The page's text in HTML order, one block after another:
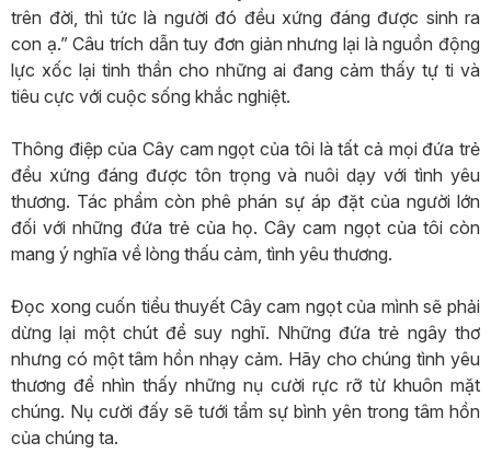
trên đời, thì tức là người đó đều xứng đáng được sinh ra
con ạ.” Câu trích dẫn tuy đơn giản nhưng lại là nguồn động
lực xốc lại tinh thần cho những ai đang cảm thấy tự ti và
tiêu cực với cuộc sống khắc nghiệt.
Thông điệp của Cây cam ngọt của tôi là tất cả mọi đứa trẻ
đều xứng đáng được tôn trọng và nuôi dạy với tình yêu
thương. Tác phẩm còn phê phán sự áp đặt của người lớn
đối với những đứa trẻ của họ. Cây cam ngọt của tôi còn
mang ý nghĩa về lòng thấu cảm, tình yêu thương.
Đọc xong cuốn tiểu thuyết Cây cam ngọt của mình sẽ phải
dừng lại một chút để suy nghĩ. Những đứa trẻ ngây thơ
nhưng có một tâm hồn nhạy cảm. Hãy cho chúng tình yêu
thương để nhìn thấy những nụ cười rực rỡ từ khuôn mặt
chúng. Nụ cười đấy sẽ tưới tẩm sự bình yên trong tâm hồn
của chúng ta.